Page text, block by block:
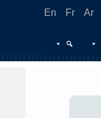
En Fr Ar